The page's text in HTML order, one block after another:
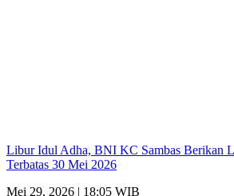
Libur Idul Adha, BNI KC Sambas Berikan
Terbatas 30 Mei 2026
Mei 29, 2026 | 18:05 WIB